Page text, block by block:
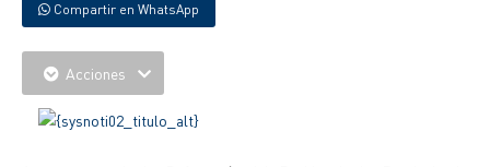
Compartir en WhatsApp
Acciones